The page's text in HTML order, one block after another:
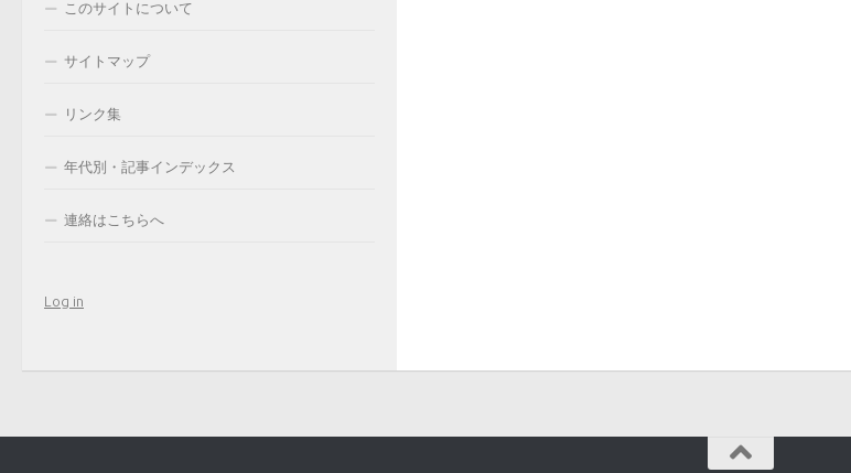
このサイトについて
サイトマップ
リンク集
年代別・記事インデックス
連絡はこちらへ
Log in